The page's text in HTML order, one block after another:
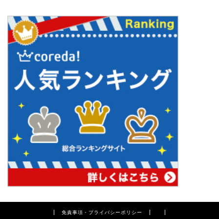
免責事項・プライバシーポリシー